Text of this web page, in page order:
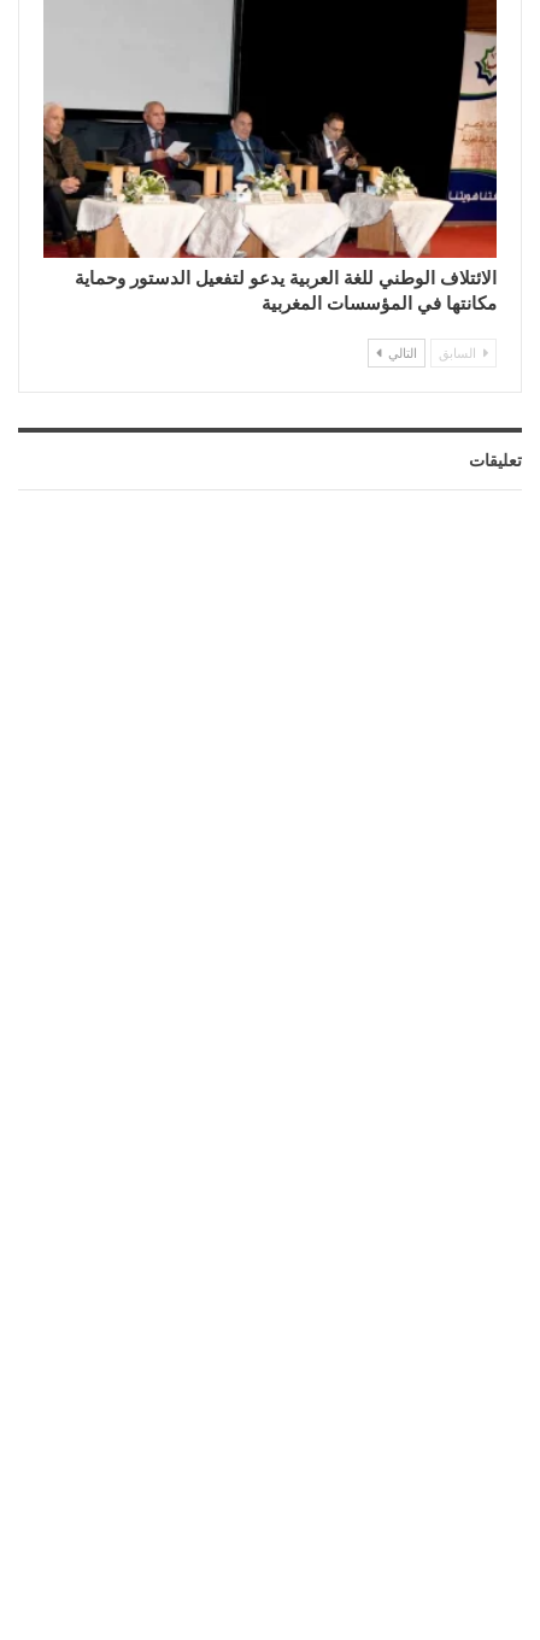
الائتلاف الوطني للغة العربية يدعو لتفعيل الدستور وحماية
مكانتها في المؤسسات المغربية
السابق التالي
تعليقات